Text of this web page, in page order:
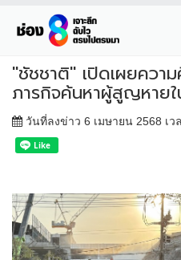
"ชัชชาติ" เปิดเผยควา
ภารกิจค้นหาผู้สูญหาย
วันที่ลงข่าว 6 เมษายน 2568 เว